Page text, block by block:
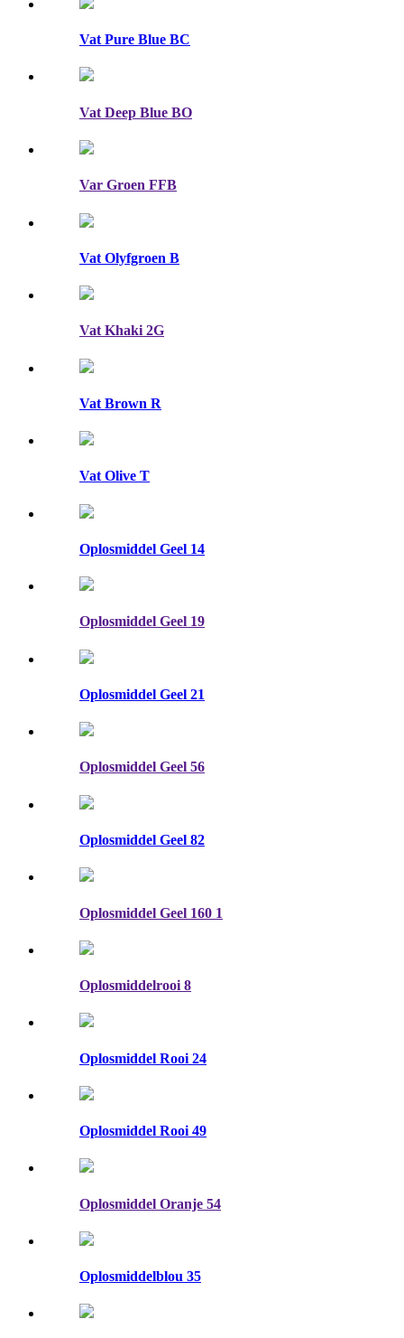
Vat Pure Blue BC
Vat Deep Blue BO
Var Groen FFB
Vat Olyfgroen B
Vat Khaki 2G
Vat Brown R
Vat Olive T
Oplosmiddel Geel 14
Oplosmiddel Geel 19
Oplosmiddel Geel 21
Oplosmiddel Geel 56
Oplosmiddel Geel 82
Oplosmiddel Geel 160 1
Oplosmiddelrooi 8
Oplosmiddel Rooi 24
Oplosmiddel Rooi 49
Oplosmiddel Oranje 54
Oplosmiddelblou 35